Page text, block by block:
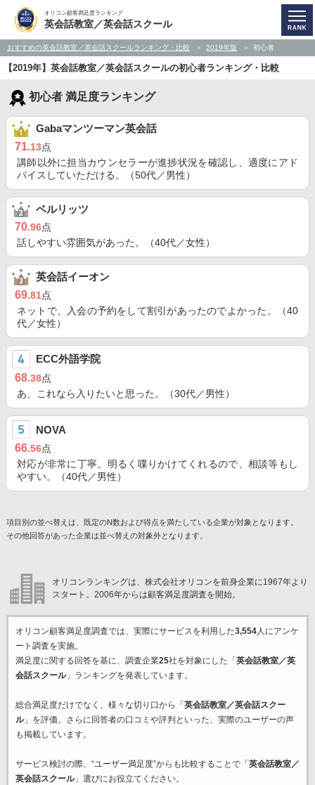
オリコン顧客満足度ランキング
英会話教室／英会話スクール
おすすめの英会話教室／英会話スクールランキング・比較 2019年版 初心者
【2019年】英会話教室／英会話スクールの初心者ランキング・比較
初心者 満足度ランキング
Gabaマンツーマン英会話
71.13点
講師以外に担当カウンセラーが進捗状況を確認し、適度にアド
バイスしていただける。（50代／男性）
ベルリッツ
70.96点
話しやすい雰囲気があった。（40代／女性）
英会話イーオン
69.81点
ネットで、入会の予約をして割引があったのでよかった。（40
代／女性）
ECC外語学院
68.38点
あ、これなら入りたいと思った。（30代／男性）
NOVA
66.56点
対応が非常に丁寧。明るく喋りかけてくれるので、相談等もし
やすい。（40代／男性）
項目別の並べ替えは、既定のN数および得点を満たしている企業が対象となります。
その他回答があった企業は並べ替えの対象外となります。
オリコンランキングは、株式会社オリコンを前身企業に1967年より
スタート。2006年からは顧客満足度調査を開始。
オリコン顧客満足度調査では、実際にサービスを利用した3,554人にアンケ
ート調査を実施。
満足度に関する回答を基に、調査企業25社を対象にした「 英会話教室／英
会話スクール」ランキングを発表しています。
総合満足度だけでなく、様々な切り口から「 英会話教室／英会話スクー
ル」を評価。さらに回答者の口コミや評判といった、実際のユーザーの声
も掲載しています。
サービス検討の際、“ユーザー満足度”からも比較することで「 英会話教室／
英会話スクール」選びにお役立てください。